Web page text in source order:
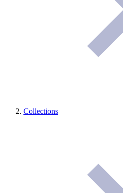
Collections